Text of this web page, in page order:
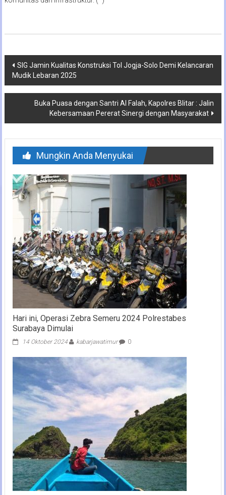
Navigasi
pos
SIG Jamin Kualitas Konstruksi Tol Jogja-Solo Demi Kelancaran
Mudik Lebaran 2025
Buka Puasa dengan Santri Al Falah, Kapolres Blitar : Jalin
Kebersamaan Pererat Sinergi dengan Masyarakat
Mungkin Anda Menyukai
Hari ini, Operasi Zebra Semeru 2024 Polrestabes
Surabaya Dimulai
14 Oktober 2024 kabarjawatimur 0